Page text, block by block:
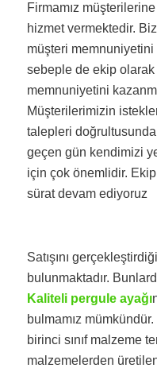
Firmamız
hizmet vermektedir.
müşteri memnuniyetini
sebeple de ekip
memnuniyetini
Müşterilerimizin
talepleri
geçen gün kendimizi
için çok önemlidir. Ekip
sürat devam ediyoruz
Satışını
bulunmaktadır.
Kaliteli pergule ayağı
bulmamız
birinci sınıf malzeme
malzemelerden